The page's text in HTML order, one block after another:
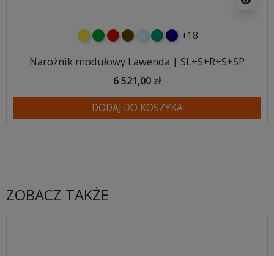
żółtyzielonyczerwony
czekoladowy
błękitnyturkusowy
granatowy
+18
Narożnik modułowy Lawenda | SL+S+R+S+SP
6 521,00 zł
DODAJ DO KOSZYKA
ZOBACZ TAKŻE